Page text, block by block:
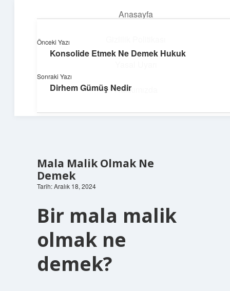
Anasayfa
Hakkımızda
Yaratıcı projelerle dünyanı inşa et!
Mala Malik Olmak Ne
Demek
Tarih: Aralık 18, 2024
Bir mala malik
olmak ne
demek?
Önceki Yazı
Konsolide Etmek Ne Demek Hukuk
Sonraki Yazı
Dirhem Gümüş Nedir